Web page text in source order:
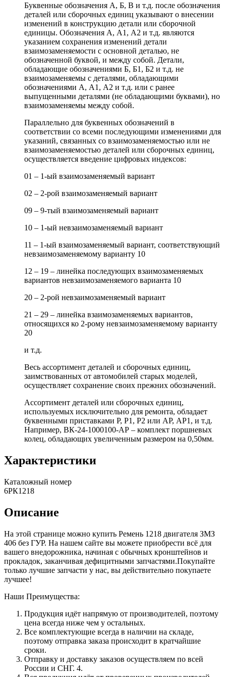
Буквенные обозначения А, Б, В и т.д. после обозначения
деталей или сборочных единиц указывают о внесении
изменений в конструкцию детали или сборочной
единицы. Обозначения А, А1, А2 и т.д. являются
указанием сохранения изменений детали
взаимозаменяемости с основной деталью, не
обозначенной буквой, и между собой. Детали,
обладающие обозначениями Б, Б1, Б2 и т.д. не
взаимозаменяемы с деталями, обладающими
обозначениями А, А1, А2 и т.д. или с ранее
выпущенными деталями (не обладающими буквами), но
взаимозаменяемы между собой.
Параллельно для буквенных обозначений в
соответствии со всеми последующими изменениями для
указаний, связанных со взаимозаменяемостью или не
взаимозаменяемостью деталей или сборочных единиц,
осуществляется введение цифровых индексов:
01 – 1-ый взаимозаменяемый вариант
02 – 2-рой взаимозаменяемый вариант
09 – 9-тый взаимозаменяемый вариант
10 – 1-ый невзаимозаменяемый вариант
11 – 1-ый взаимозаменяемый вариант, соответствующий
невзаимозаменяемому варианту 10
12 – 19 – линейка последующих взаимозаменяемых
вариантов невзаимозаменяемого варианта 10
20 – 2-рой невзаимозаменяемый вариант
21 – 29 – линейка взаимозаменяемых вариантов,
относящихся ко 2-рому невзаимозаменяемому варианту
20
и т.д.
Весь ассортимент деталей и сборочных единиц,
заимствованных от автомобилей старых моделей,
осуществляет сохранение своих прежних обозначений.
Ассортимент деталей или сборочных единиц,
используемых исключительно для ремонта, обладает
буквенными приставками Р, Р1, Р2 или АР, АР1, и т.д.
Например, ВК-24-1000100-АР – комплект поршневых
колец, обладающих увеличенным размером на 0,50мм.
Характеристики
Каталожный номер
6РК1218
Описание
На этой странице можно купить Ремень 1218 двигателя ЗМЗ
406 без ГУР. На нашем сайте вы можете приобрести всё для
вашего внедорожника, начиная с обычных кронштейнов и
прокладок, заканчивая дефицитными запчастями.Покупайте
только лучшие запчасти у нас, вы действительно покупаете
лучшее!
Наши Преимущества:
Продукция идёт напрямую от производителей, поэтому
цена всегда ниже чем у остальных.
Все комплектующие всегда в наличии на складе,
поэтому отправка заказа происходит в кратчайшие
сроки.
Отправку и доставку заказов осуществляем по всей
России и СНГ. 4.